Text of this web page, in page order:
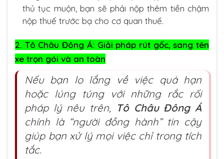
thủ tục muộn, bạn sẽ phải nộp thêm tiền chậm
nộp thuế trước bạ cho cơ quan thuế.
2. Tô Châu Đông Á: Giải pháp rút gốc, sang tên
xe trọn gói và an toàn
Nếu bạn lo lắng về việc quá hạn
hoặc lúng túng với những rắc rối
pháp lý nêu trên, Tô Châu Đông Á
chính là “người đồng hành” tin cậy
giúp bạn xử lý mọi việc chỉ trong tích
tắc.